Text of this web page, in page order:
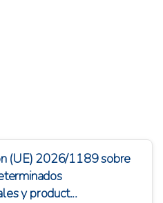
(UE) 2026/1189 sobre
y product...